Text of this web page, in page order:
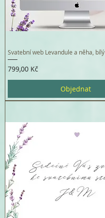
Svatební web Levandule a něha, bílý
Cena
799,00 Kč
Objednat